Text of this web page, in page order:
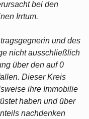
bei den
Irrtum.
und des
nicht ausschließlich
über den auf 0
Dieser Kreis
ihre Immobilie
haben und über
nachdenken